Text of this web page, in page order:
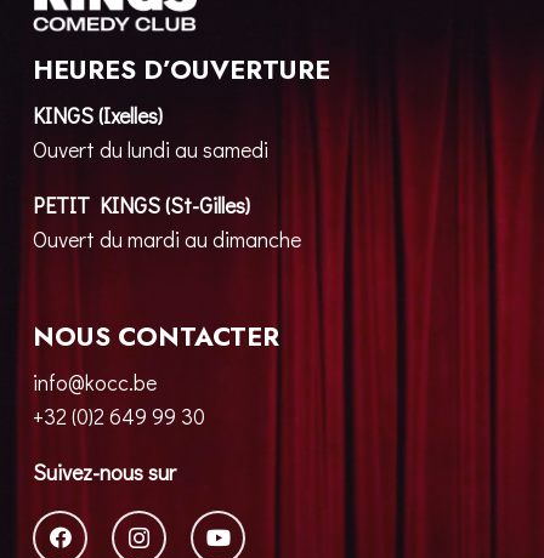
HEURES D’OUVERTURE
KINGS (Ixelles)
Ouvert du lundi au samedi
PETIT KINGS (St-Gilles)
Ouvert du mardi au dimanche
NOUS CONTACTER
info@kocc.be
+32 (0)2 649 99 30
Suivez-nous sur